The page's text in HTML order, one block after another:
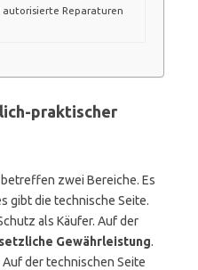
Reparaturen
praktischer
zwei Bereiche. Es
gibt die technische Seite.
als Käufer. Auf der
Gewährleistung.
der technischen Seite